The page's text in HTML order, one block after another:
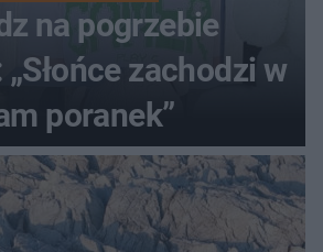
na pogrzebie
zachodzi w
poranek”